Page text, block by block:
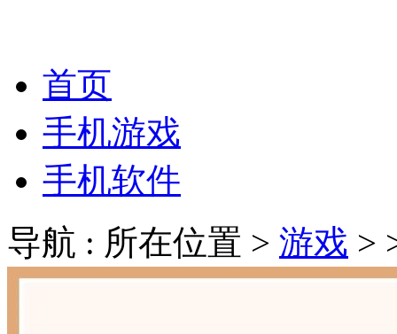
首页
手机游戏
手机软件
导航 : 所在位置 > 游戏 >